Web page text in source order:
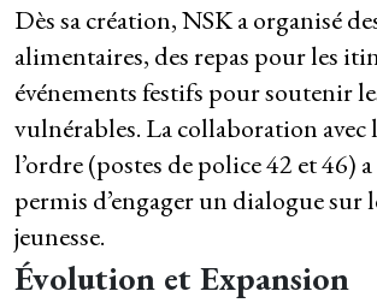
Dès sa création, NSK a organisé
alimentaires, des repas pour les
événements festifs pour soutenir
vulnérables. La collaboration avec
l’ordre (postes de police 42 et 46)
permis d’engager un dialogue sur
jeunesse.
Évolution et Expansion